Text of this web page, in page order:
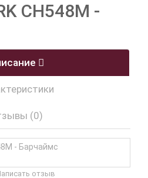
CH548M -
(0)
отзыв